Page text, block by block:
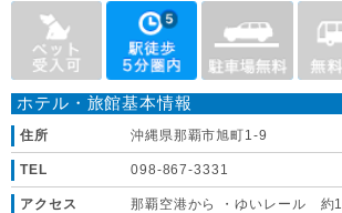
ホテル・旅館基本情報
住所 沖縄県那覇市旭町1-9
TEL 098-867-3331
アクセス
那覇空港から ・ゆいレール 約